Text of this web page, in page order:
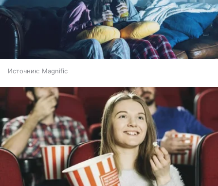
Источник: Magnific